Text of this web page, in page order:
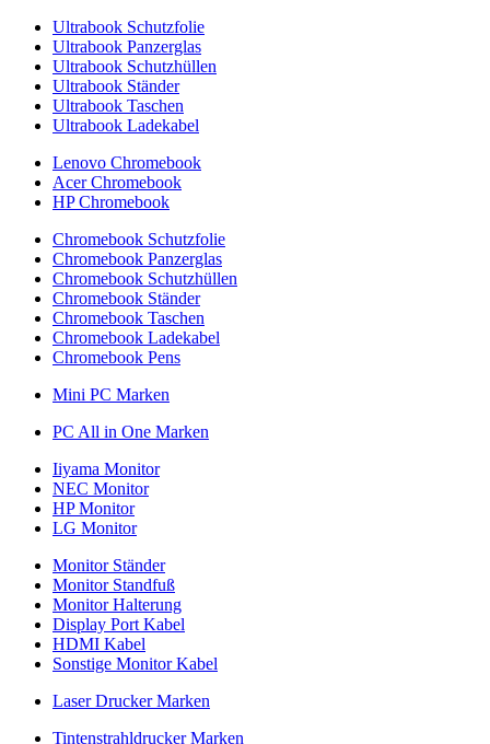
Ultrabook Schutzfolie
Ultrabook Panzerglas
Ultrabook Schutzhüllen
Ultrabook Ständer
Ultrabook Taschen
Ultrabook Ladekabel
Lenovo Chromebook
Acer Chromebook
HP Chromebook
Chromebook Schutzfolie
Chromebook Panzerglas
Chromebook Schutzhüllen
Chromebook Ständer
Chromebook Taschen
Chromebook Ladekabel
Chromebook Pens
Mini PC Marken
PC All in One Marken
Iiyama Monitor
NEC Monitor
HP Monitor
LG Monitor
Monitor Ständer
Monitor Standfuß
Monitor Halterung
Display Port Kabel
HDMI Kabel
Sonstige Monitor Kabel
Laser Drucker Marken
Tintenstrahldrucker Marken